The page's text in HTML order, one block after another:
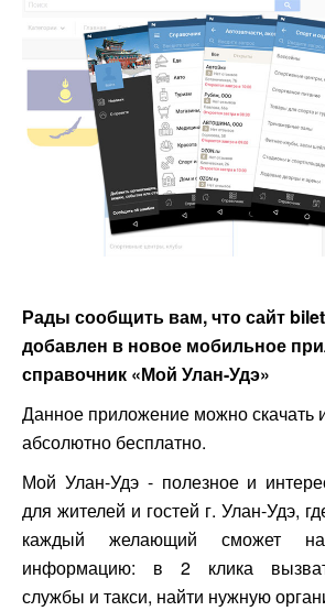
Рады сообщить вам, что сайт
добавлен в новое мобильное
справочник «Мой Улан-Удэ»
Данное приложение можно скачать
абсолютно бесплатно.
Мой Улан-Удэ - полезное и
для жителей и гостей г. Улан-Удэ,
каждый желающий сможет
информацию: в 2 клика
службы и такси, найти нужную